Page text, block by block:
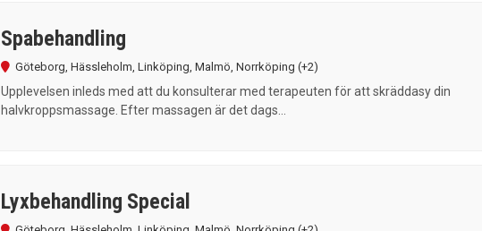
Spabehandling
Göteborg Hässleholm Linköping Malmö Norrköping (+2)
Upplevelsen inleds med att du konsulterar med terapeuten för att skräddasy din
halvkroppsmassage. Efter massagen är det dags...
Lyxbehandling Special